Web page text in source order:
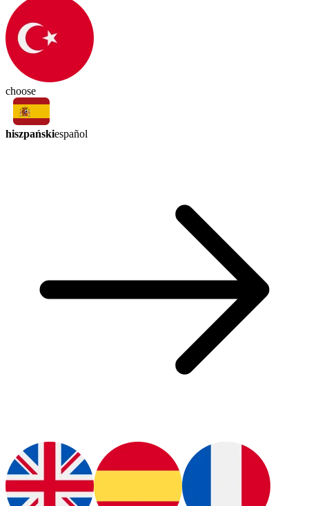
choose
hiszpańskiespañol